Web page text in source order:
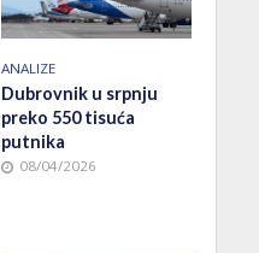
ANALIZE
Dubrovnik u srpnju
preko 550 tisuća
putnika
08/04/2026